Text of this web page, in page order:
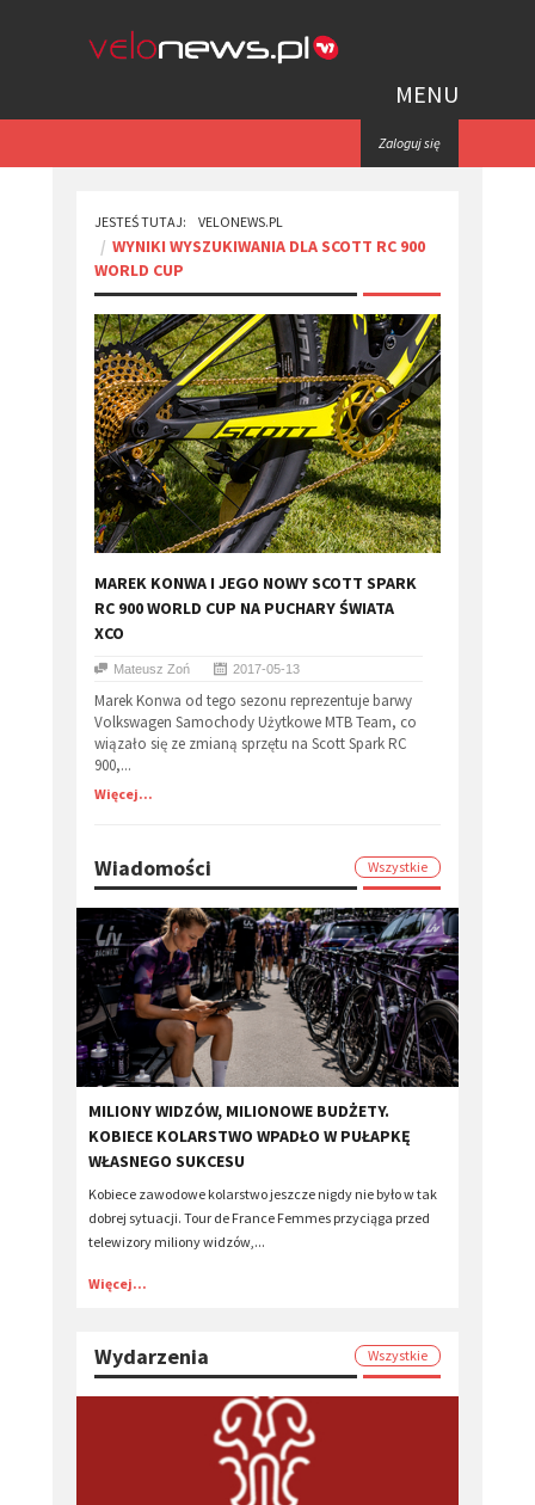
MENU
Zaloguj się
JESTEŚ TUTAJ: VELONEWS.PL
WYNIKI WYSZUKIWANIA DLA SCOTT RC 900
WORLD CUP
MAREK KONWA I JEGO NOWY SCOTT SPARK
RC 900 WORLD CUP NA PUCHARY ŚWIATA
XCO
Mateusz Zoń 2017-05-13
Marek Konwa od tego sezonu reprezentuje barwy
Volkswagen Samochody Użytkowe MTB Team, co
wiązało się ze zmianą sprzętu na Scott Spark RC
900,...
Więcej...
Wiadomości Wszystkie
MILIONY WIDZÓW, MILIONOWE BUDŻETY.
KOBIECE KOLARSTWO WPADŁO W PUŁAPKĘ
WŁASNEGO SUKCESU
Kobiece zawodowe kolarstwo jeszcze nigdy nie było w tak
dobrej sytuacji. Tour de France Femmes przyciąga przed
telewizory miliony widzów,...
Więcej...
Wydarzenia Wszystkie